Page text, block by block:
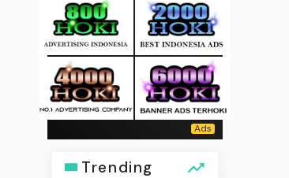
Trending